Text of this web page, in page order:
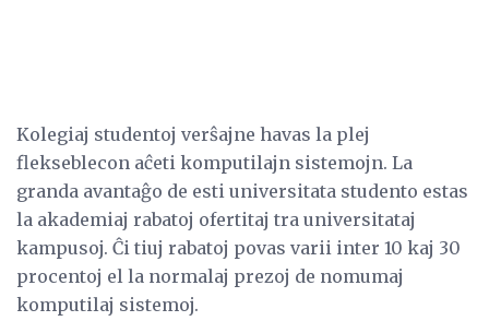
Kolegiaj studentoj verŝajne havas la plej
flekseblecon aĉeti komputilajn sistemojn. La
granda avantaĝo de esti universitata studento estas
la akademiaj rabatoj ofertitaj tra universitataj
kampusoj. Ĉi tiuj rabatoj povas varii inter 10 kaj 30
procentoj el la normalaj prezoj de nomumaj
komputilaj sistemoj.